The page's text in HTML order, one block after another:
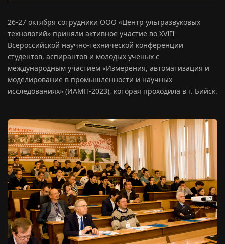
26-27 октября сотрудники ООО «Центр ультразвуковых
технологий» приняли активное участие во XVIII
Всероссийской научно-технической конференции
студентов, аспирантов и молодых ученых с
международным участием «Измерения, автоматизация и
моделирование в промышленности и научных
исследованиях» (ИАМП-2023), которая проходила в г. Бийск.